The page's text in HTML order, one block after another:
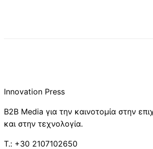
Innovation Press
B2B Media για την καινοτομία στην
και στην τεχνολογία.
T.: +30 2107102650